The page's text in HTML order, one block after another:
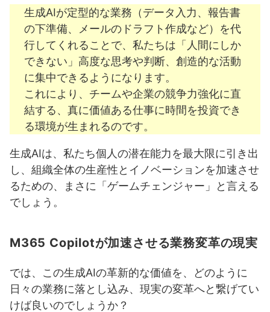
Context IQ：AIがあなたの「状況」を理解するインテリジ
ェンス
多角的な情報源でCopilotの「知性」を最大化する
Context IQで「思考の探索時間」から解放されよう！
3-3. 組織のニーズに合わせたAIを構築：Copilot Studio
の可能性
させる
生成AI対応の会話エージェントで問い合わせ対応を革新
自律エージェントで特定の業務プロセスを自動化・拡張
3-4. 複雑なプロジェクトを効率化：Copilot Notebooks
プロジェクトの「司令塔」：Copilot Notebooksで情報を
集約・整理する
生成AIが定型的な業務（データ入力、報告書
の下準備、メールのドラフト作成など）を代
行してくれることで、私たちは「人間にしか
できない」高度な思考や判断、創造的な活動
に集中できるようになります。
これにより、チームや企業の競争力強化に直
結する、真に価値ある仕事に時間を投資でき
る環境が生まれるのです。
生成AIは、私たち個人の潜在能力を最大限に引き出
し、組織全体の生産性とイノベーションを加速させ
るための、まさに「ゲームチェンジャー」と言える
でしょう。
M365 Copilotが加速させる業務変革の現実
では、この生成AIの革新的な価値を、どのように
日々の業務に落とし込み、現実の変革へと繋げてい
けば良いのでしょうか？